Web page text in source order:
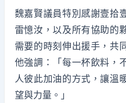
魏嘉賢議員特別感謝壹拾
雷憶汝，以及所有協助的
需要的時刻伸出援手，共
他強調：「每一杯飲料，
人彼此加油的方式，讓溫
望與力量。」